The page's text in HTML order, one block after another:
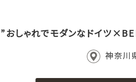
しゃれでモダンなドイツ
神奈川